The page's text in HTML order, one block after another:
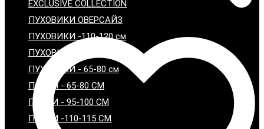
EXCLUSIVE COLLECTION
ПУХОВИКИ ОВЕРСАЙЗ
ПУХОВИКИ -110-120 см
ПУХОВИКИ - 95-100 см
ПУХОВИКИ - 65-80 см
ПАРКИ - 65-80 СМ
ПАРКИ - 95-100 СМ
ПАРКИ -110-115 СМ